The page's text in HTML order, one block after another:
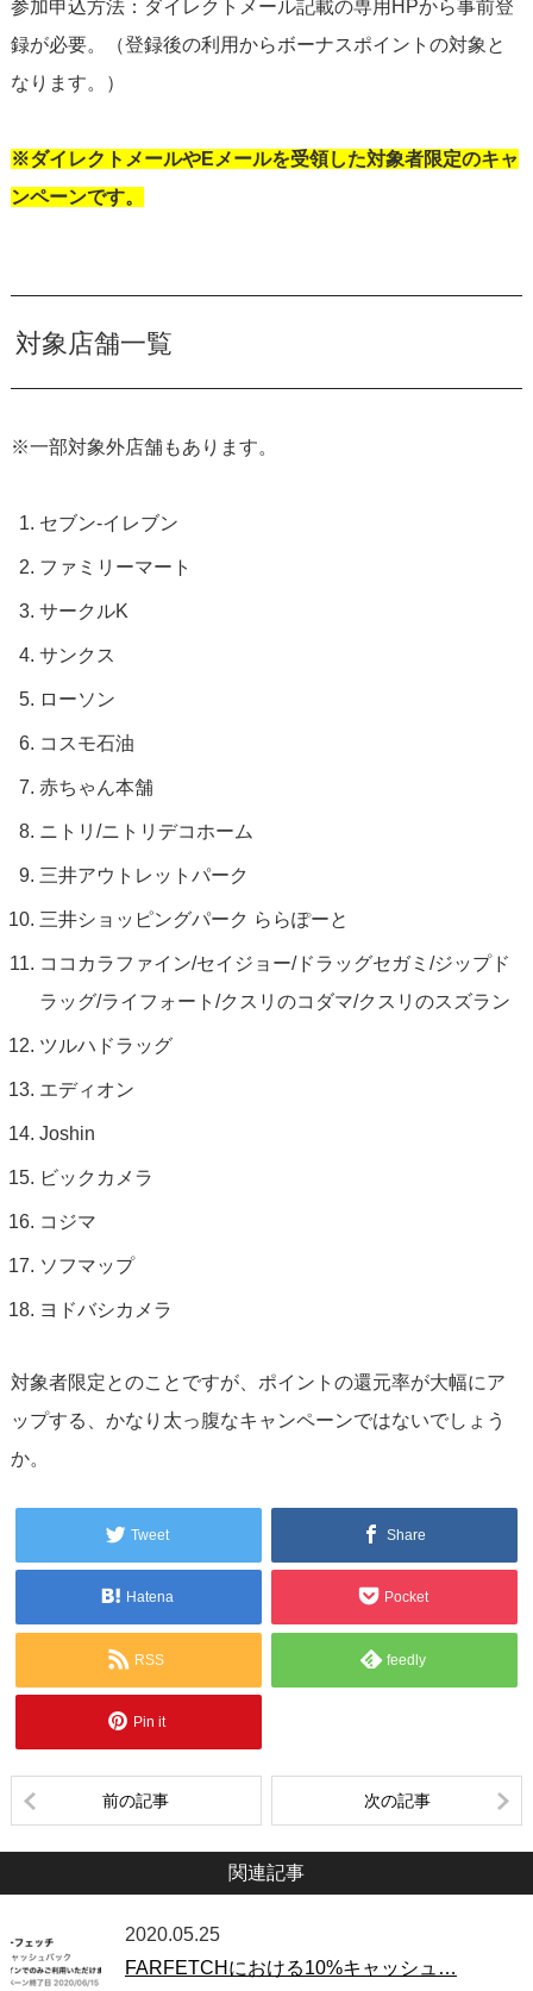
参加申込方法：ダイレクトメール記載の専用HPから事前登
録が必要。（登録後の利用からボーナスポイントの対象と
なります。）
※ダイレクトメールやEメールを受領した対象者限定のキャ
ンペーンです。
対象店舗一覧
※一部対象外店舗もあります。
セブン‐イレブン
ファミリーマート
サークルK
サンクス
ローソン
コスモ石油
赤ちゃん本舗
ニトリ/ニトリデコホーム
三井アウトレットパーク
三井ショッピングパーク ららぽーと
ココカラファイン/セイジョー/ドラッグセガミ/ジップド
ラッグ/ライフォート/クスリのコダマ/クスリのスズラン
ツルハドラッグ
エディオン
Joshin
ビックカメラ
コジマ
ソフマップ
ヨドバシカメラ
対象者限定とのことですが、ポイントの還元率が大幅にア
ップする、かなり太っ腹なキャンペーンではないでしょう
か。
Tweet Share
Hatena Pocket
RSS feedly
Pin it
前の記事 次の記事
関連記事
2020.05.25
FARFETCHにおける10%キャッシュ…